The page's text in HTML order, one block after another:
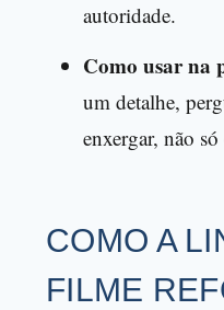
autoridade.
Como usar na
um detalhe,
enxergar, não
COMO A
FILME